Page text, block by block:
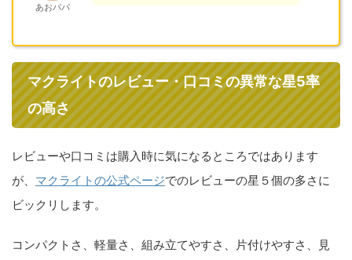
あおパパ
マクライトのレビュー・口コミの異常な星5率
の高さ
レビューや口コミは購入時に気になるところではあります
が、 マクライトの公式ページでのレビューの星５個の多さに
ビックリします。
コンパクトさ、軽量さ、組み立てやすさ、片付けやすさ、見